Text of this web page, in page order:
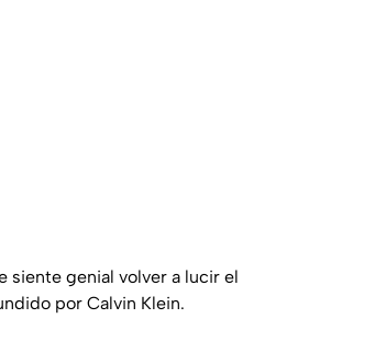
siente genial volver a lucir el
por Calvin Klein.